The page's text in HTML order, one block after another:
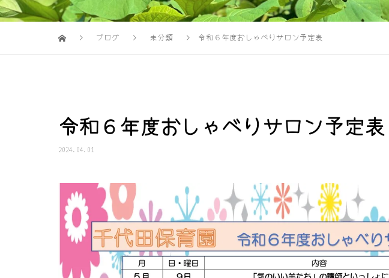
ブログ 未分類 令和６年度おしゃべりサロン予定表
令和６年度おしゃべりサロン予定表
2024.04.01